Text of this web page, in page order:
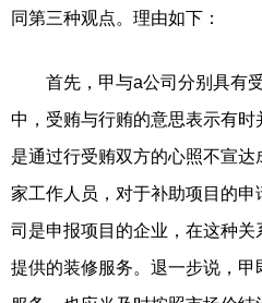
同第三种观点。理由如下：
首先，甲与a公司分别具有受
中，受贿与行贿的意思表示有
是通过行受贿双方的心照不宣
家工作人员，对于补助项目的
司是申报项目的企业，在这种关
提供的装修服务。退一步说，